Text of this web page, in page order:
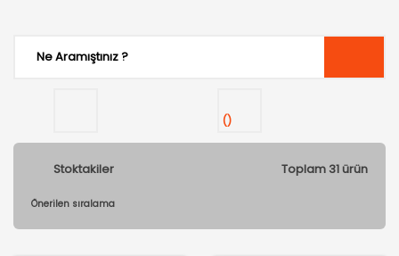
()
Stoktakiler Toplam 31 ürün